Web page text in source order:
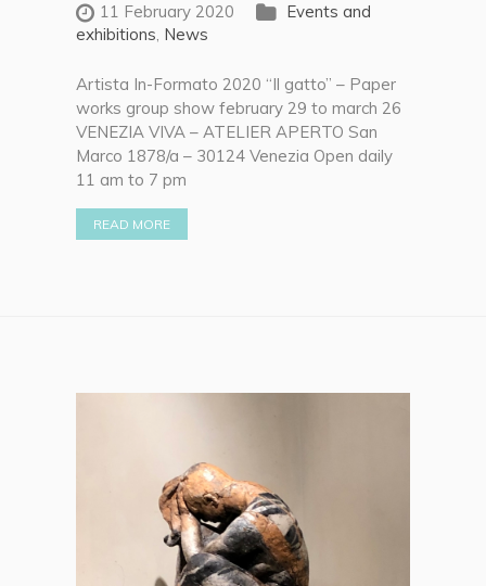
11 February 2020
Events and
exhibitions, News
Artista In-Formato 2020 “Il gatto” – Paper
works group show february 29 to march 26
VENEZIA VIVA – ATELIER APERTO San
Marco 1878/a – 30124 Venezia Open daily
11 am to 7 pm
READ MORE